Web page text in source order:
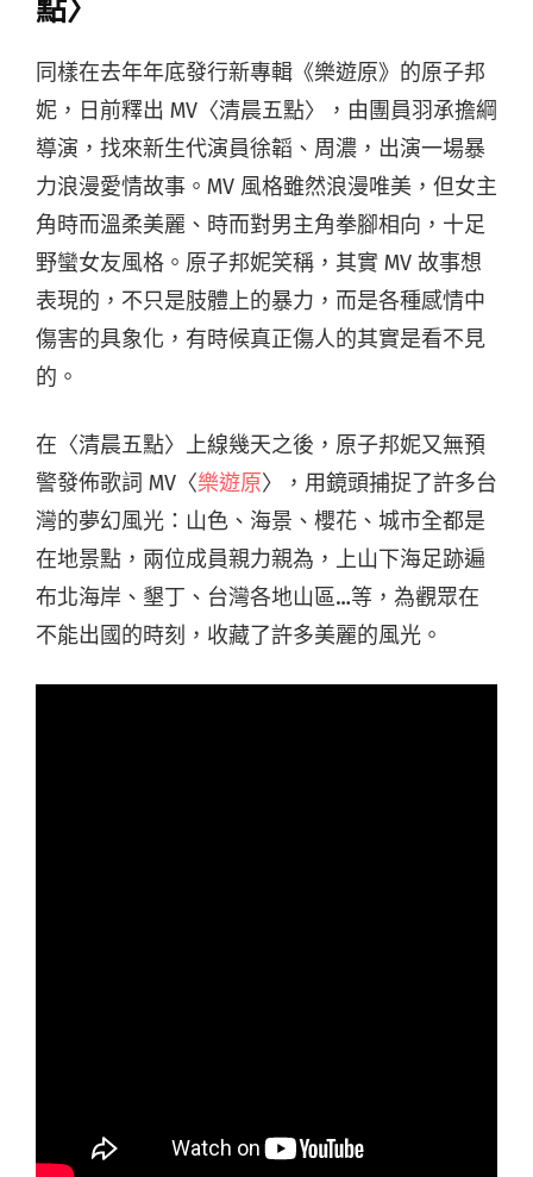
點〉
同樣在去年年底發行新專輯《樂遊原》的原子邦
妮，日前釋出 MV〈清晨五點〉，由團員羽承擔綱
導演，找來新生代演員徐韜、周濃，出演一場暴
力浪漫愛情故事。MV 風格雖然浪漫唯美，但女主
角時而溫柔美麗、時而對男主角拳腳相向，十足
野蠻女友風格。原子邦妮笑稱，其實 MV 故事想
表現的，不只是肢體上的暴力，而是各種感情中
傷害的具象化，有時候真正傷人的其實是看不見
的。
在〈清晨五點〉上線幾天之後，原子邦妮又無預
警發佈歌詞 MV〈樂遊原〉，用鏡頭捕捉了許多台
灣的夢幻風光：山色、海景、櫻花、城市全都是
在地景點，兩位成員親力親為，上山下海足跡遍
布北海岸、墾丁、台灣各地山區…等，為觀眾在
不能出國的時刻，收藏了許多美麗的風光。